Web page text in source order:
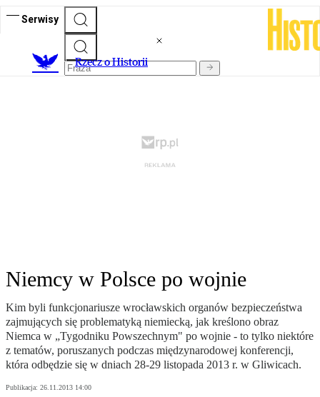
Serwisy
Rzecz o Historii
Niemcy w Polsce po wojnie
Kim byli funkcjonariusze wrocławskich organów bezpieczeństwa
zajmujących się problematyką niemiecką, jak kreślono obraz
Niemca w „Tygodniku Powszechnym" po wojnie - to tylko niektóre
z tematów, poruszanych podczas międzynarodowej konferencji,
która odbędzie się w dniach 28-29 listopada 2013 r. w Gliwicach.
Publikacja: 26.11.2013 14:00